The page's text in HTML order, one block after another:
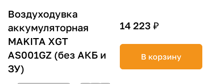
Воздуходувка
аккумуляторная
MAKITA XGT
AS001GZ (без АКБ и
ЗУ)
14 223 ₽
В корзину
График платежей
Сегодня
25%